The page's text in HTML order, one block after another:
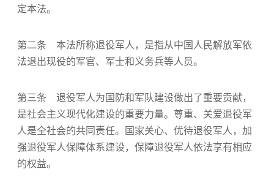
定本法。
第二条 本法所称退役军人，是指从中国人民解放军依
法退出现役的军官、军士和义务兵等人员。
第三条 退役军人为国防和军队建设做出了重要贡献，
是社会主义现代化建设的重要力量。尊重、关爱退役军
人是全社会的共同责任。国家关心、优待退役军人，加
强退役军人保障体系建设，保障退役军人依法享有相应
的权益。